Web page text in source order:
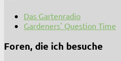
Das Gartenradio
Gardeners' Question Time
Foren, die ich besuche